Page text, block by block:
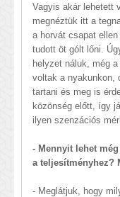
Vagyis akár lehetett
megnéztük itt a
a horvát csapat
tudott öt gólt lőni.
helyzet náluk, még
voltak a nyakunkon,
tartani és meg is
közönség előtt, így
ilyen szenzációs
- Mennyit lehet
a teljesítményhez?
- Meglátjuk, hogy